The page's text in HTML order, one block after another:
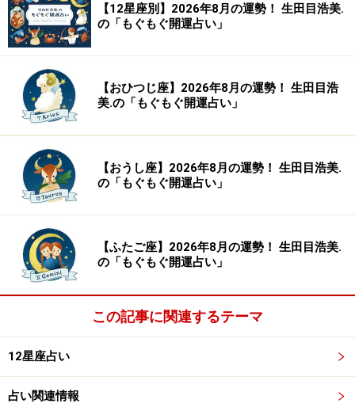
【12星座別】2026年8月の運勢！ 生田目浩美.
の「もぐもぐ開運占い」
【おひつじ座】2026年8月の運勢！ 生田目浩
美.の「もぐもぐ開運占い」
【おうし座】2026年8月の運勢！ 生田目浩美.
の「もぐもぐ開運占い」
【ふたご座】2026年8月の運勢！ 生田目浩美.
の「もぐもぐ開運占い」
この記事に関連するテーマ
12星座占い
占い関連情報